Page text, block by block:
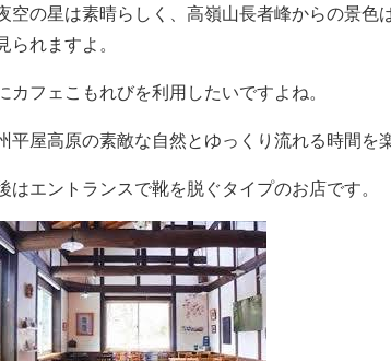
空の星は素晴らしく、高嶺山長者峰からの景色
られますよ。
カフェこもれびを利用したいですよね。
平屋高原の素敵な自然とゆっくり流れる時間を
はエントランスで靴を脱ぐタイプのお店です。